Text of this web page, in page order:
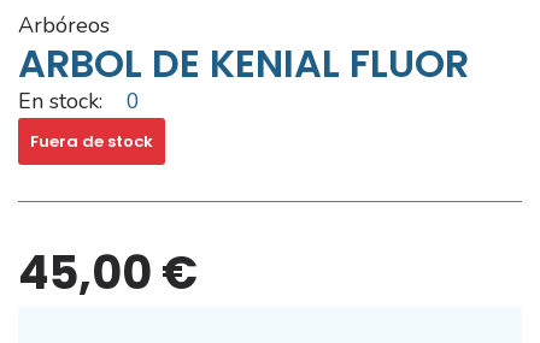
arbóreos
ARBOL DE KENIAL FLUOR
En stock: 0
Fuera de stock
45,00 €